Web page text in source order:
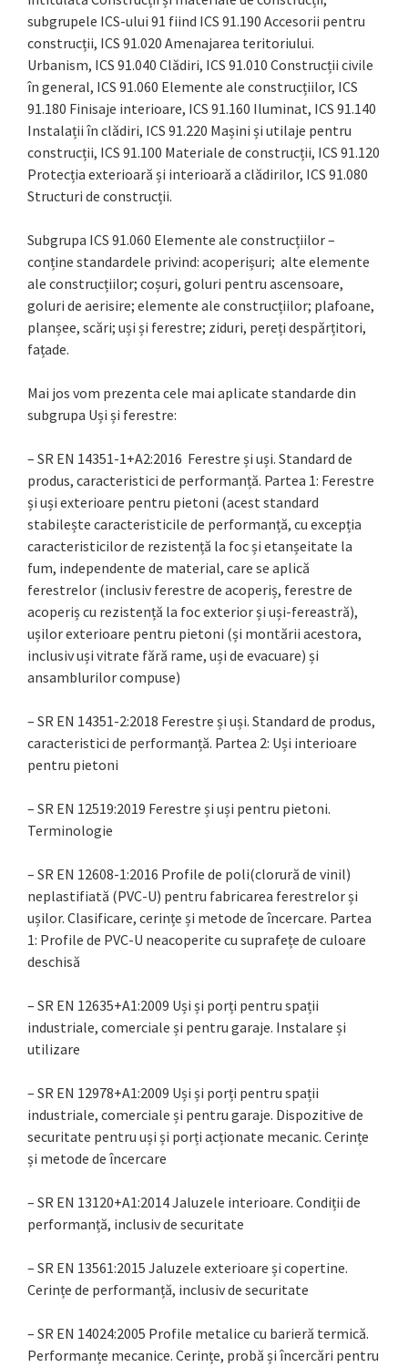
subgrupele ICS-ului 91 fiind ICS 91.190 Accesorii pentru
construcții, ICS 91.020 Amenajarea teritoriului.
Urbanism, ICS 91.040 Clădiri, ICS 91.010 Construcții civile
în general, ICS 91.060 Elemente ale construcțiilor, ICS
91.180 Finisaje interioare, ICS 91.160 Iluminat, ICS 91.140
Instalații în clădiri, ICS 91.220 Mașini și utilaje pentru
construcții, ICS 91.100 Materiale de construcții, ICS 91.120
Protecția exterioară și interioară a clădirilor, ICS 91.080
Structuri de construcții.
Subgrupa ICS 91.060 Elemente ale construcțiilor –
conține standardele privind: acoperișuri; alte elemente
ale construcțiilor; coșuri, goluri pentru ascensoare,
goluri de aerisire; elemente ale construcțiilor; plafoane,
planșee, scări; uși și ferestre; ziduri, pereți despărțitori,
fațade.
Mai jos vom prezenta cele mai aplicate standarde din
subgrupa Uși și ferestre:
– SR EN 14351-1+A2:2016 Ferestre și uși. Standard de
produs, caracteristici de performanță. Partea 1: Ferestre
și uși exterioare pentru pietoni (acest standard
stabilește caracteristicile de performanță, cu excepția
caracteristicilor de rezistență la foc și etanșeitate la
fum, independente de material, care se aplică
ferestrelor (inclusiv ferestre de acoperiș, ferestre de
acoperiș cu rezistență la foc exterior și uși-fereastră),
ușilor exterioare pentru pietoni (și montării acestora,
inclusiv uși vitrate fără rame, uși de evacuare) și
ansamblurilor compuse)
– SR EN 14351-2:2018 Ferestre și uși. Standard de produs,
caracteristici de performanță. Partea 2: Uși interioare
pentru pietoni
– SR EN 12519:2019 Ferestre și uși pentru pietoni.
Terminologie
– SR EN 12608-1:2016 Profile de poli(clorură de vinil)
neplastifiată (PVC-U) pentru fabricarea ferestrelor și
ușilor. Clasificare, cerințe și metode de încercare. Partea
1: Profile de PVC-U neacoperite cu suprafețe de culoare
deschisă
– SR EN 12635+A1:2009 Uși și porți pentru spații
industriale, comerciale și pentru garaje. Instalare și
utilizare
– SR EN 12978+A1:2009 Uși și porți pentru spații
industriale, comerciale și pentru garaje. Dispozitive de
securitate pentru uși și porți acționate mecanic. Cerințe
și metode de încercare
– SR EN 13120+A1:2014 Jaluzele interioare. Condiții de
performanță, inclusiv de securitate
– SR EN 13561:2015 Jaluzele exterioare și copertine.
Cerințe de performanță, inclusiv de securitate
– SR EN 14024:2005 Profile metalice cu barieră termică.
Performanțe mecanice. Cerințe, probă și încercări pentru